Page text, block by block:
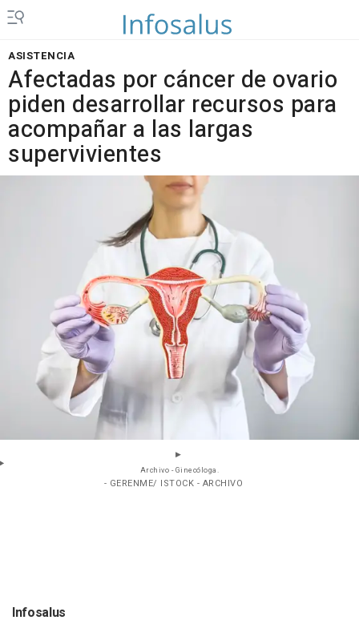
ASISTENCIA
Afectadas por cáncer de ovario
piden desarrollar recursos para
acompañar a las largas
supervivientes
Archivo - Ginecóloga.
- GERENME/ ISTOCK - ARCHIVO
Infosalus